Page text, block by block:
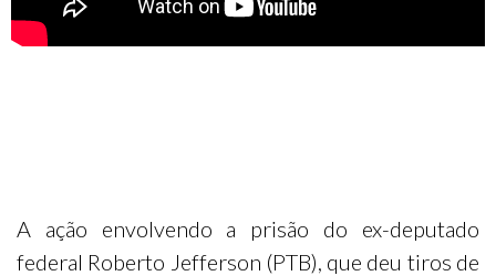
A ação envolvendo a prisão do ex-deputado
federal Roberto Jefferson (PTB), que deu tiros de